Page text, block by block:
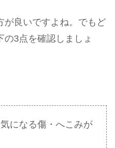
が良いですよね。でもど
3点を確認しましょ
になる傷・へこみが